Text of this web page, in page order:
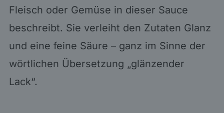
Fleisch oder Gemüse in dieser Sauce
beschreibt. Sie verleiht den Zutaten Glanz
und eine feine Säure – ganz im Sinne der
wörtlichen Übersetzung „glänzender
Lack“.